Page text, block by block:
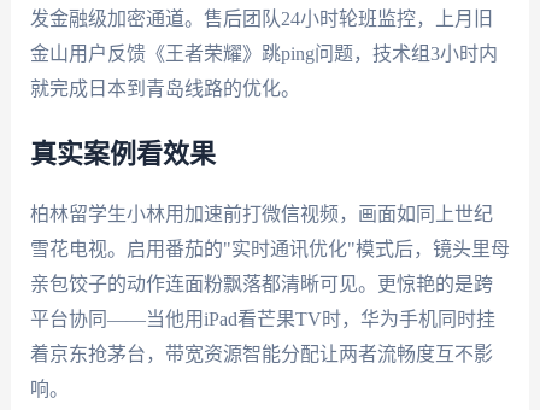
发金融级加密通道。售后团队24小时轮班监控，上月旧
金山用户反馈《王者荣耀》跳ping问题，技术组3小时内
就完成日本到青岛线路的优化。
真实案例看效果
柏林留学生小林用加速前打微信视频，画面如同上世纪
雪花电视。启用番茄的"实时通讯优化"模式后，镜头里母
亲包饺子的动作连面粉飘落都清晰可见。更惊艳的是跨
平台协同——当他用iPad看芒果TV时，华为手机同时挂
着京东抢茅台，带宽资源智能分配让两者流畅度互不影
响。